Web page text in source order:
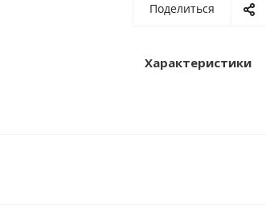
Поделиться
Характеристики